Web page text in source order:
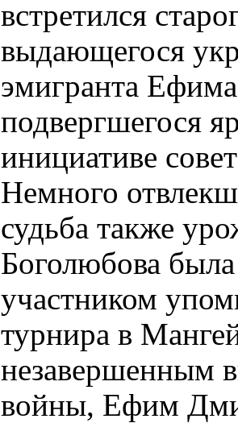
встретился
выдающегося
эмигранта
подвергшегося
инициативе
Немного
судьба также
Боголюбова
участником
турнира в
незавершенным
войны, Ефим